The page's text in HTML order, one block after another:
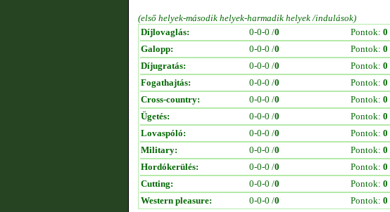
(első helyek-második helyek-harmadik helyek /indulások)
Díjlovaglás:
0-0-0 /0 Pontok: 0
Galopp:
0-0-0 /0 Pontok: 0
Díjugratás:
0-0-0 /0 Pontok: 0
Fogathajtás:
0-0-0 /0 Pontok: 0
Cross-country:
0-0-0 /0 Pontok: 0
Ügetés:
0-0-0 /0 Pontok: 0
Lovaspóló:
0-0-0 /0 Pontok: 0
Military:
0-0-0 /0 Pontok: 0
Hordókerülés:
0-0-0 /0 Pontok: 0
Cutting:
0-0-0 /0 Pontok: 0
Western pleasure:
0-0-0 /0 Pontok: 0